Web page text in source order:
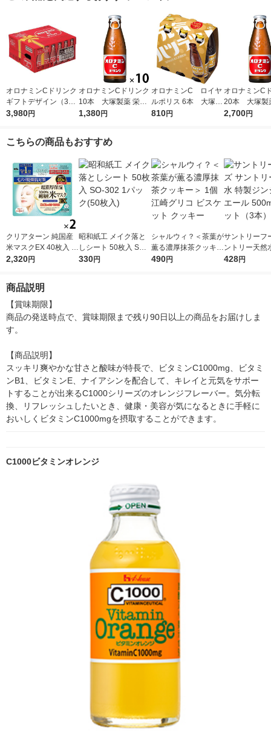
オロナミンCドリンク
ギフトデザイン（30
本入）1箱 大塚製薬
3,980円
オロナミンCドリンク
10本 大塚製薬 栄養
ドリンク（イチオシ）
1,380円
オロナミンC ロイヤ
ルポリス 6本 大塚製
薬 栄養ドリンク
810円
オロナミンC
20本 大塚製
ドリンク（イ
2,700円
こちらの商品もおすすめ
クリアターン 純国産
米マスクEX 40枚入 2
個 大容量 乾燥肌 オー
2,320円
昭和紙工 メイク落と
しシート 50枚入 SO-3
02 1パック(50枚入)
330円
シャルウィ？＜茶葉が
薫る濃厚抹茶クッキー
＞ 1個 江崎グリコ ビ
490円
サントリーフ
ントリー天然
ジンジャーエ
428円
商品説明
【賞味期限】
商品の発送時点で、賞味期限まで残り90日以上の商品をお届けしま
す。
【商品説明】
スッキリ爽やかな甘さと酸味が特長で、ビタミンC1000mg、ビタミ
ンB1、ビタミンE、ナイアシンを配合して、キレイと元気をサポー
トすることが出来るC1000シリーズのオレンジフレーバー。気分転
換、リフレッシュしたいとき、健康・美容が気になるときに手軽に
おいしくビタミンC1000mgを摂取することができます。
C1000ビタミンオレンジ